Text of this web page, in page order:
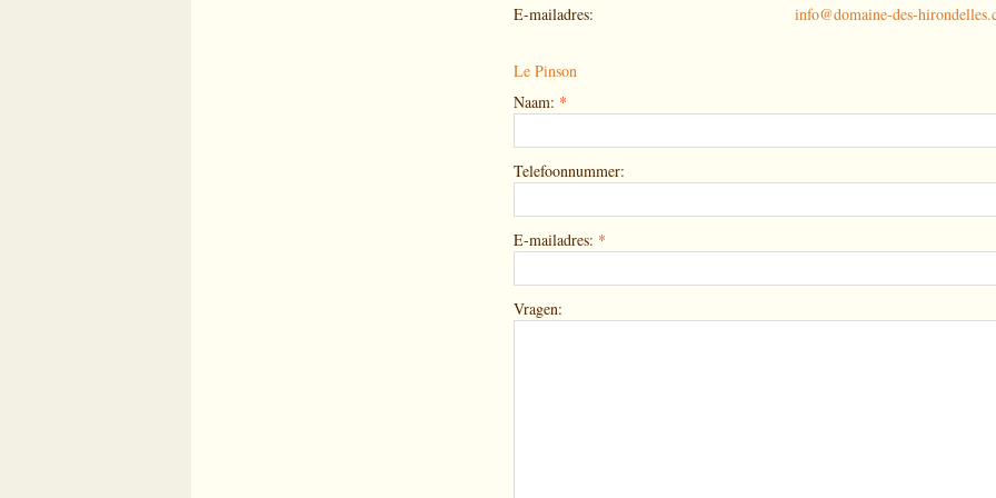
E-mailadres:
info@domaine-des-
Le Pinson
Naam: *
Telefoonnummer:
E-mailadres: *
Vragen: